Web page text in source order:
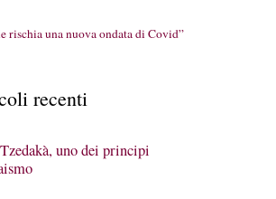
rischia una nuova ondata di Covid”
recenti
uno dei principi